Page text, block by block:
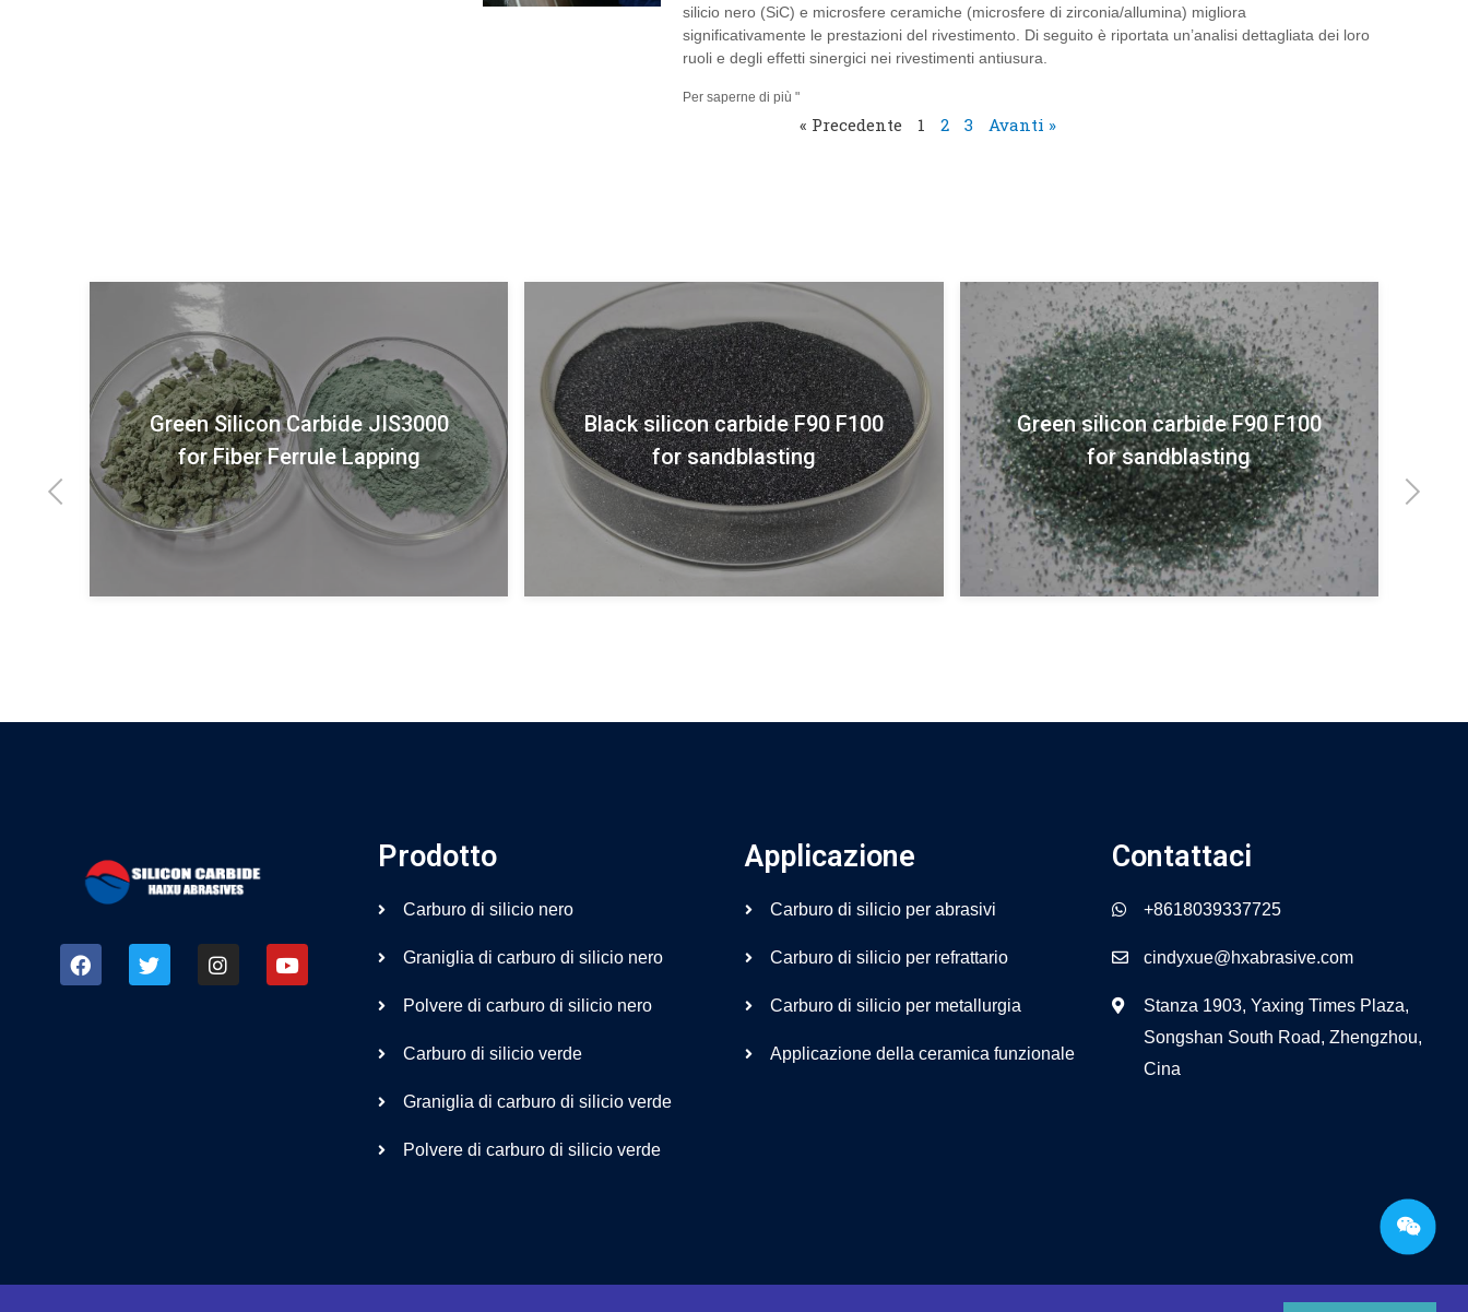
silicio nero (SiC) e microsfere ceramiche (microsfere di zirconia/allumina) migliora
significativamente le prestazioni del rivestimento. Di seguito è riportata un’analisi dettagliata dei loro
ruoli e degli effetti sinergici nei rivestimenti antiusura.
Per saperne di più "
« Precedente 1 2 3 Avanti »
Black silicon carbide F90 F100
for sandblasting
Green silicon carbide F90 F100
for sandblasting
53C 54C 98% Nero SIC Carburo di
silicio nero
Prodotto
Carburo di silicio nero
Graniglia di carburo di silicio nero
Polvere di carburo di silicio nero
Carburo di silicio verde
Graniglia di carburo di silicio verde
Polvere di carburo di silicio verde
Applicazione
Carburo di silicio per abrasivi
Carburo di silicio per refrattario
Carburo di silicio per metallurgia
Applicazione della ceramica funzionale
Contattaci
+8618039337725
cindyxue@hxabrasive.com
Stanza 1903, Yaxing Times Plaza,
Songshan South Road, Zhengzhou,
Cina